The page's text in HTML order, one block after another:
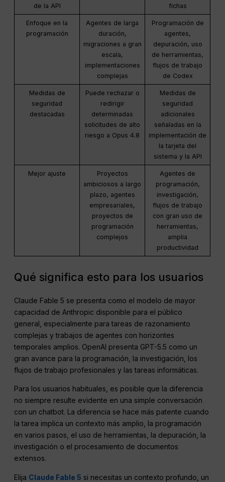
de la API
fichas
Enfoque en la
programación
Agentes de larga
duración,
migraciones a gran
escala,
implementaciones
complejas
Programación de
agentes,
depuración, uso
de herramientas,
flujos de trabajo
de Codex
Medidas de
seguridad
destacadas
Puede rechazar o
redirigir
determinadas
solicitudes de alto
riesgo a Opus 4.8
Medidas de
seguridad
adicionales
señaladas en la
implementación de
la tarjeta del
sistema y la API
Mejor ajuste
Proyectos
ambiciosos a largo
plazo, agentes
empresariales,
proyectos de
programación
complejos
Agentes de
programación,
investigación,
flujos de trabajo
con gran uso de
herramientas,
amplia
productividad
Qué significa esto para los usuarios
Claude Fable 5 se presenta como el modelo de mayor
capacidad de Anthropic disponible para el público
general, especialmente para tareas de razonamiento
complejas y trabajos de agentes con horizontes
temporales amplios. OpenAI presenta GPT-5.5 como un
gran avance para la programación, la investigación, los
flujos de trabajo profesionales y las tareas informáticas.
Para los usuarios habituales, es posible que la diferencia
no siempre resulte evidente en una simple conversación
con un chatbot. La diferencia se hace más patente cuando
la tarea implica un contexto más amplio, la programación
en varios pasos, el uso de herramientas, la depuración, la
investigación o el procesamiento de documentos
extensos.
Elija Claude Fable 5 si necesitas un contexto profundo, un